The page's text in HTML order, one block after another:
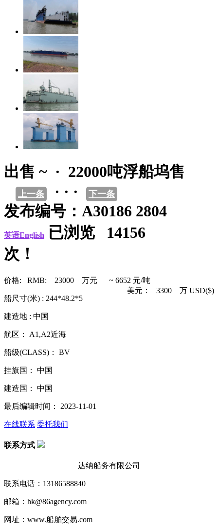
出售 ~ · 22000吨浮船坞售
上一条 · · · 下一条
发布编号：A30186 2804
英语English
已浏览 14156
次！
价格: RMB: 23000 万元 ~ 6652 元/吨
美元： 3300 万 USD($)
船尺寸(米) : 244*48.2*5
建造地 : 中国
航区： A1,A2近海
船级(CLASS)： BV
挂旗国： 中国
建造国： 中国
最后编辑时间： 2023-11-01
在线联系 委托我们
联系方式
达纳船务有限公司
联系电话：13186588840
邮箱：hk@86agency.com
网址：www.船舶交易.com